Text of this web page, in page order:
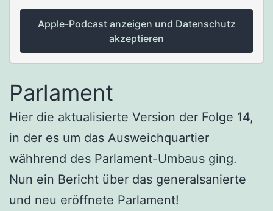
Apple-Podcast anzeigen und Datenschutz
akzeptieren
Parlament
Hier die aktualisierte Version der Folge 14,
in der es um das Ausweichquartier
wähhrend des Parlament-Umbaus ging.
Nun ein Bericht über das generalsanierte
und neu eröffnete Parlament!